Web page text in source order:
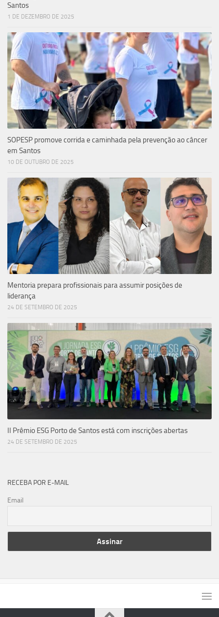
Santos
1 DE DEZEMBRO DE 2025
SOPESP promove corrida e caminhada pela prevenção ao câncer
em Santos
10 DE OUTUBRO DE 2025
Mentoria prepara profissionais para assumir posições de
liderança
24 DE SETEMBRO DE 2025
II Prêmio ESG Porto de Santos está com inscrições abertas
24 DE SETEMBRO DE 2025
RECEBA POR E-MAIL
Email